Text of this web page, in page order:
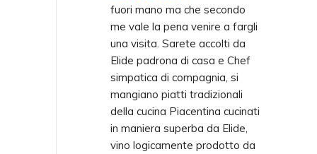
fuori mano ma che secondo
me vale la pena venire a fargli
una visita. Sarete accolti da
Elide padrona di casa e Chef
simpatica di compagnia, si
mangiano piatti tradizionali
della cucina Piacentina cucinati
in maniera superba da Elide,
vino logicamente prodotto da